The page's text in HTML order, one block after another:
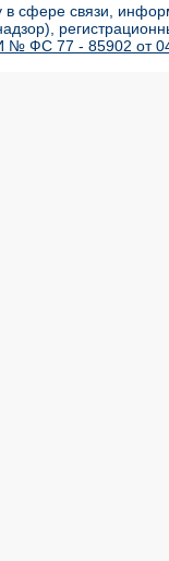
сфере связи,
№ ФС 77 - 85902 от 04